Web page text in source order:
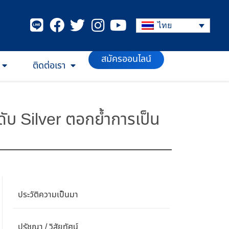
ไทย
ติดต่อเรา สมัครออนไลน์
Silver ตอกย้ำการเป็น
ประวัติความเป็นมา